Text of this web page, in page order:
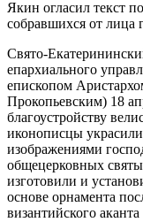
Якин огласил текст
собравшихся от лица
Свято-
епархиального
епископом
Прокопьевским) 18
благоустройству
иконописцы
изображениями
общецерковных
изготовили и
основе орнамента
византийского